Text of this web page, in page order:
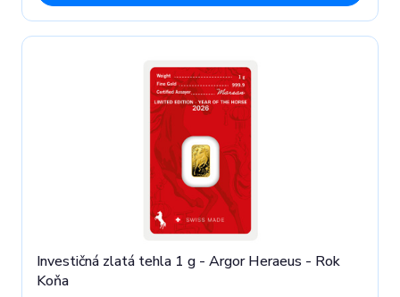
Investičná zlatá tehla 1 g - Argor Heraeus - Rok
Koňa